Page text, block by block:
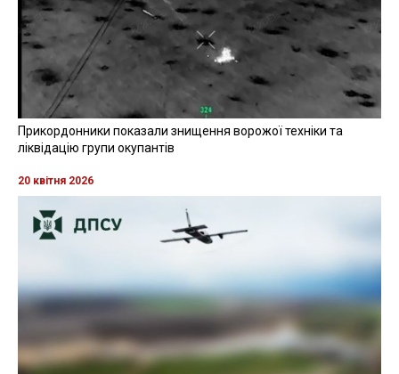
Прикордонники показали знищення ворожої техніки та
ліквідацію групи окупантів
20 квітня 2026